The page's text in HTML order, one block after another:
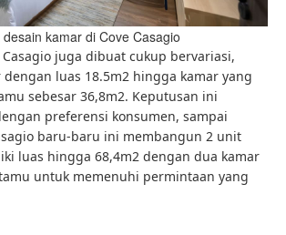
kamar di Cove Casagio
Casagio juga dibuat cukup bervariasi,
luas 18.5m2 hingga kamar yang
sebesar 36,8m2. Keputusan ini
preferensi konsumen, sampai
baru-baru ini membangun 2 unit
luas hingga 68,4m2 dengan dua kamar
untuk memenuhi permintaan yang